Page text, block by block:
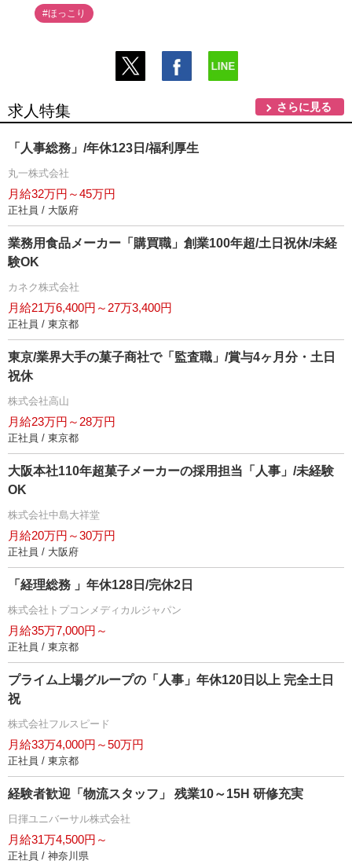
#ほっこり
求人特集 さらに見る
「人事総務」/年休123日/福利厚生
丸一株式会社
月給32万円～45万円
正社員 / 大阪府
業務用食品メーカー「購買職」創業100年超/土日祝休/未経
験OK
カネク株式会社
月給21万6,400円～27万3,400円
正社員 / 東京都
東京/業界大手の菓子商社で「監査職」/賞与4ヶ月分・土日
祝休
株式会社高山
月給23万円～28万円
正社員 / 東京都
大阪本社110年超菓子メーカーの採用担当「人事」/未経験
OK
株式会社中島大祥堂
月給20万円～30万円
正社員 / 大阪府
「経理総務 」年休128日/完休2日
株式会社トプコンメディカルジャパン
月給35万7,000円～
正社員 / 東京都
プライム上場グループの「人事」年休120日以上 完全土日
祝
株式会社フルスピード
月給33万4,000円～50万円
正社員 / 東京都
経験者歓迎「物流スタッフ」 残業10～15H 研修充実
日揮ユニバーサル株式会社
月給31万4,500円～
正社員 / 神奈川県